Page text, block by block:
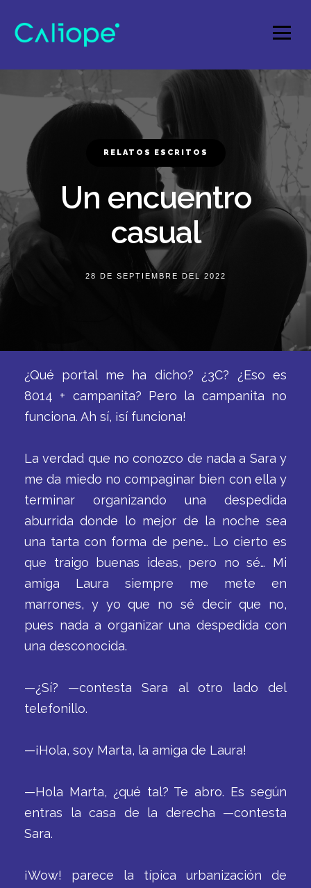
RELATOS ESCRITOS
Un encuentro
casual
28 DE SEPTIEMBRE DEL 2022
¿Qué portal me ha dicho? ¿3C? ¿Eso es
8014 + campanita? Pero la campanita no
funciona. Ah sí, ¡sí funciona!
La verdad que no conozco de nada a Sara y
me da miedo no compaginar bien con ella y
terminar organizando una despedida
aburrida donde lo mejor de la noche sea
una tarta con forma de pene… Lo cierto es
que traigo buenas ideas, pero no sé… Mi
amiga Laura siempre me mete en
marrones, y yo que no sé decir que no,
pues nada a organizar una despedida con
una desconocida.
—¿Sí? —contesta Sara al otro lado del
telefonillo.
—¡Hola, soy Marta, la amiga de Laura!
—Hola Marta, ¿qué tal? Te abro. Es según
entras la casa de la derecha —contesta
Sara.
¡Wow! parece la típica urbanización de